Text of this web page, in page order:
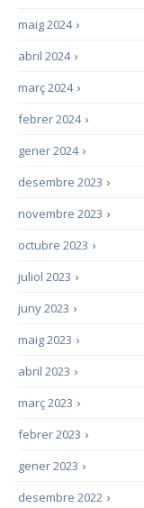
›
maig 2024
›
abril 2024
›
març 2024
›
febrer 2024
›
gener 2024
›
desembre 2023
›
novembre 2023
›
octubre 2023
›
juliol 2023
›
juny 2023
›
maig 2023
›
abril 2023
›
març 2023
›
febrer 2023
›
gener 2023
›
desembre 2022